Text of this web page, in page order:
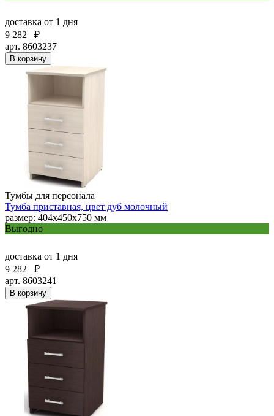
доставка от 1 дня
9 282
₽
арт. 8603237
В корзину
Тумбы для персонала
Тумба приставная, цвет дуб молочный
размер: 404х450х750 мм
Выгодно
доставка от 1 дня
9 282
₽
арт. 8603241
В корзину